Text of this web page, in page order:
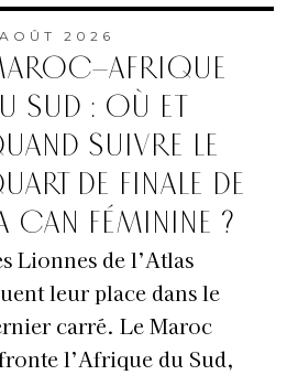
2026
SUD : OÙ ET
SUIVRE LE
DE FINALE DE
CAN FÉMININE ?
Lionnes de l’Atlas
leur place dans le
carré. Le Maroc
l’Afrique du Sud,